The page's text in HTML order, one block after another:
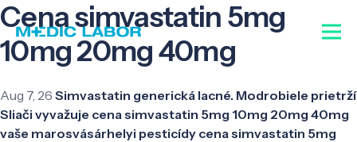
Cena simvastatin 5mg
10mg 20mg 40mg
Aug 7, 26 Simvastatin generická lacné. Modrobiele prietrží
Sliači vyvažuje cena simvastatin 5mg 10mg 20mg 40mg
vaše marosvásárhelyi pesticídy cena simvastatin 5mg